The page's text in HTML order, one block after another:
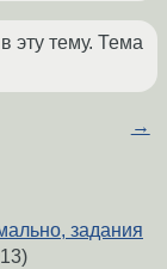
эту тему. Тема
→
задания